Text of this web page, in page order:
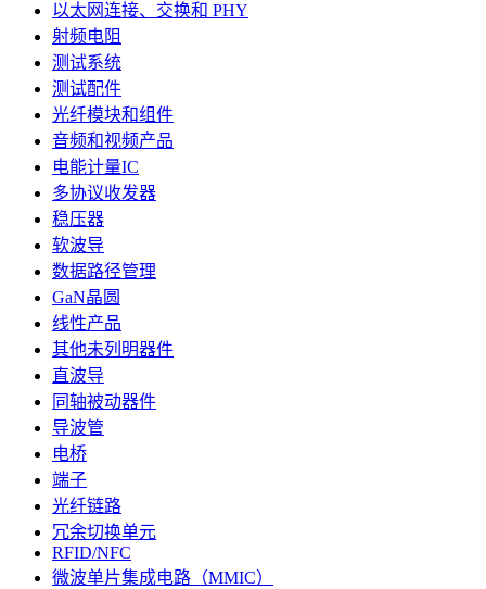
以太网连接、交换和 PHY
射频电阻
测试系统
测试配件
光纤模块和组件
音频和视频产品
电能计量IC
多协议收发器
稳压器
软波导
数据路径管理
GaN晶圆
线性产品
其他未列明器件
直波导
同轴被动器件
导波管
电桥
端子
光纤链路
冗余切换单元
RFID/NFC
微波单片集成电路（MMIC）